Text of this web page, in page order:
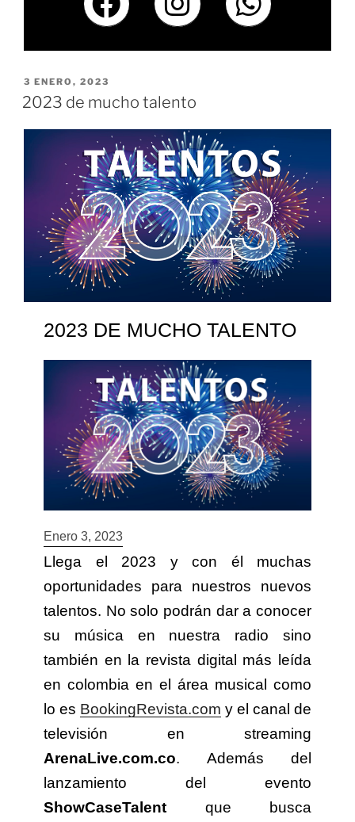
3 ENERO, 2023
2023 de mucho talento
2023 DE MUCHO TALENTO
Enero 3, 2023
Llega el 2023 y con él muchas
oportunidades para nuestros nuevos
talentos. No solo podrán dar a conocer
su música en nuestra radio sino
también en la revista digital más leída
en colombia en el área musical como
lo es BookingRevista.com y el canal de
televisión en streaming
ArenaLive.com.co. Además del
lanzamiento del evento
ShowCaseTalent que busca